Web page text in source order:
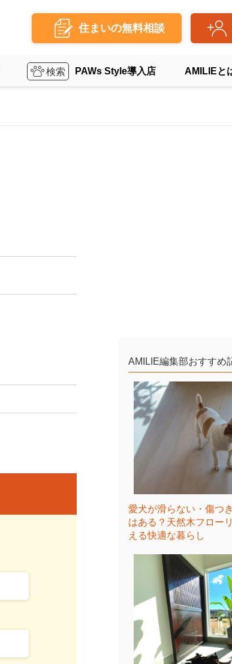
住まいの無料相談
PAWs Style導入店 AMILIEと
AMILIE編集部おすすめ
愛犬が滑らない・傷つ
はある？天然木フロー
える快適な暮らし